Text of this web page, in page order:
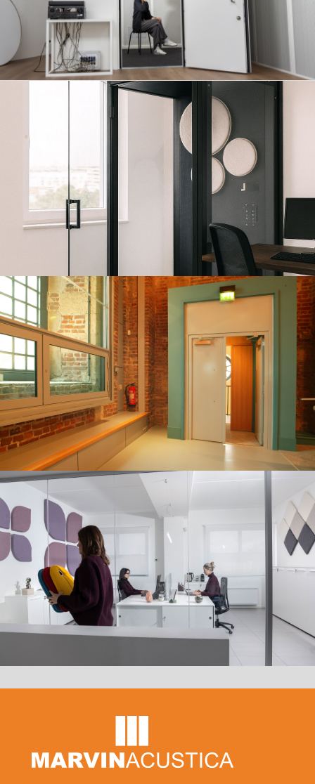
PRIMA
防音ドアおよび防音ガラス
見る
インテリア・ソリューショ
ン